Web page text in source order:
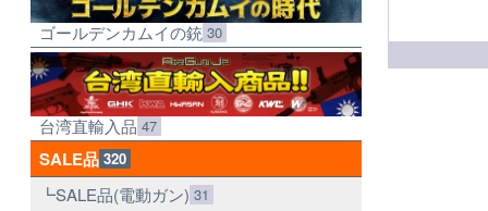
ゴールデンカムイの銃 30
台湾直輸入品 47
SALE品 320
SALE品(電動ガン) 31